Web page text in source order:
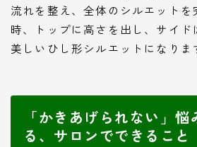
流れを整え、全体のシルエットを
時、トップに高さを出し、サイド
美しいひし形シルエットになりま
「かきあげられない」
る、サロンでできること